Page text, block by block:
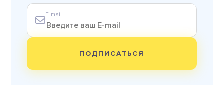
E-mail
ПОДПИСАТЬСЯ